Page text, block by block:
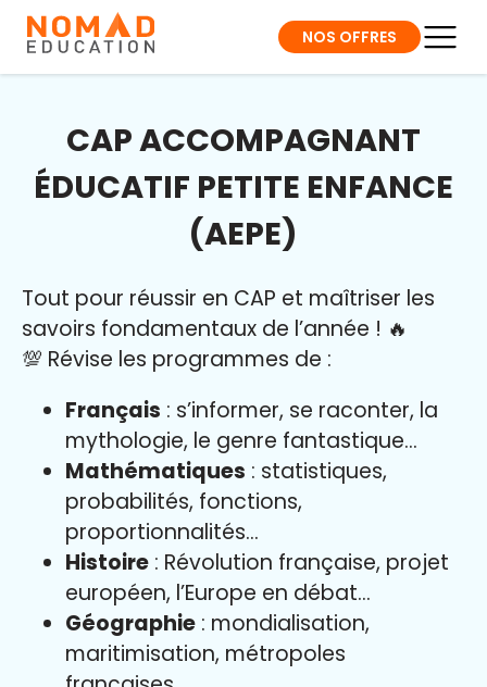
NOS OFFRES
CAP ACCOMPAGNANT
ÉDUCATIF PETITE ENFANCE
(AEPE)
Tout pour réussir en CAP et maîtriser les
savoirs fondamentaux de l’année ! 🔥
💯 Révise les programmes de :
Français : s’informer, se raconter, la
mythologie, le genre fantastique…
Mathématiques : statistiques,
probabilités, fonctions,
proportionnalités…
Histoire : Révolution française, projet
européen, l’Europe en débat…
Géographie : mondialisation,
maritimisation, métropoles